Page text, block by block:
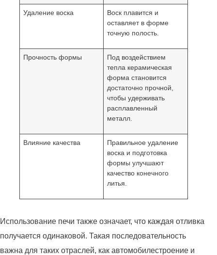
Удаление воска
Воск плавится и
оставляет в форме
точную полость.
Прочность формы
Под воздействием
тепла керамическая
форма становится
достаточно прочной,
чтобы удерживать
расплавленный
металл.
Влияние качества
Правильное удаление
воска и подготовка
формы улучшают
качество конечного
литья.
Использование печи также означает, что каждая отливка
получается одинаковой. Такая последовательность
важна для таких отраслей, как автомобилестроение и